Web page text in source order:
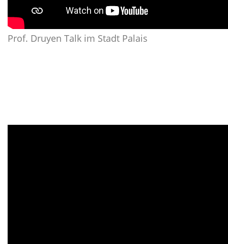
Prof. Druyen Talk im Stadt Palais